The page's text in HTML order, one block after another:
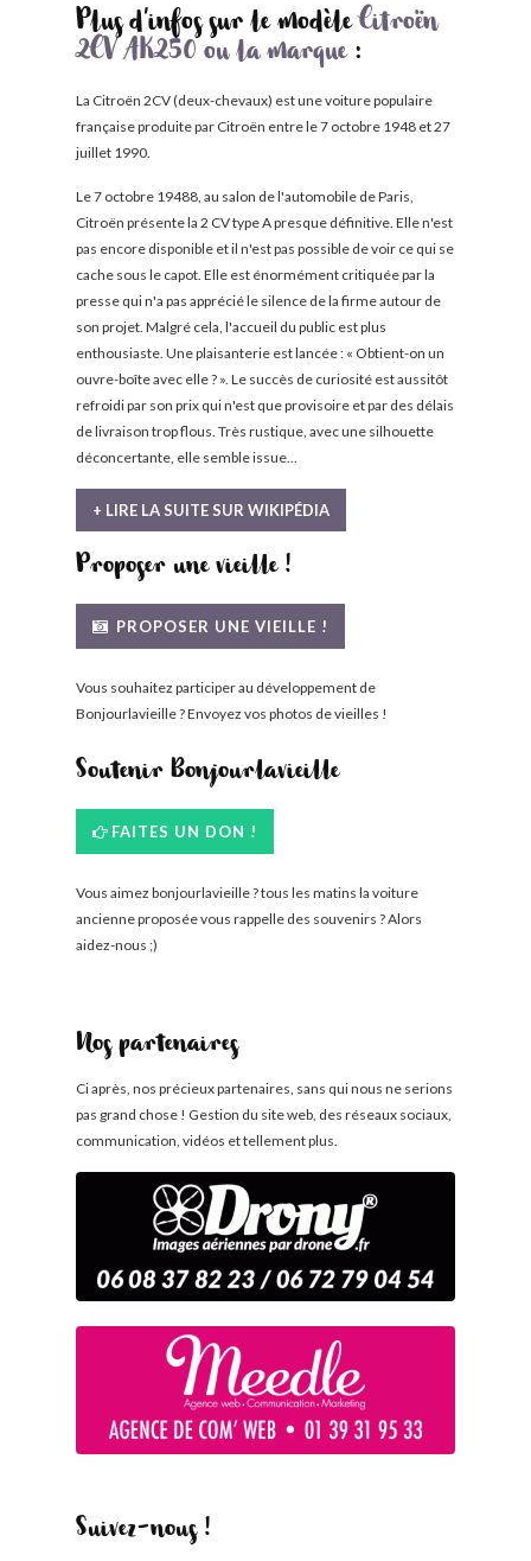
Plus d'infos sur le modèleCitroën
2CV AK250 ou la marque:
La Citroën 2CV (deux-chevaux) est une voiture populaire
française produite par Citroën entre le 7 octobre 1948 et 27
juillet 1990.
Le 7 octobre 19488, au salon de l'automobile de Paris,
Citroën présente la 2 CV type A presque définitive. Elle n'est
pas encore disponible et il n'est pas possible de voir ce qui se
cache sous le capot. Elle est énormément critiquée par la
presse qui n'a pas apprécié le silence de la firme autour de
son projet. Malgré cela, l'accueil du public est plus
enthousiaste. Une plaisanterie est lancée : « Obtient-on un
ouvre-boîte avec elle ? ». Le succès de curiosité est aussitôt
refroidi par son prix qui n'est que provisoire et par des délais
de livraison trop flous. Très rustique, avec une silhouette
déconcertante, elle semble issue...
+ LIRE LA SUITE SUR WIKIPÉDIA
Proposer une vieille !
PROPOSER UNE VIEILLE !
Vous souhaitez participer au développement de
Bonjourlavieille ? Envoyez vos photos de vieilles !
Soutenir Bonjourlavieille
FAITES UN DON !
Vous aimez bonjourlavieille ? tous les matins la voiture
ancienne proposée vous rappelle des souvenirs ? Alors
aidez-nous ;)
Nos partenaires
Ci après, nos précieux partenaires, sans qui nous ne serions
pas grand chose ! Gestion du site web, des réseaux sociaux,
communication, vidéos et tellement plus.
Suivez-nous !